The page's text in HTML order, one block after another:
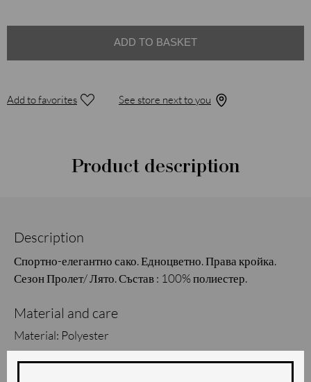
ADD TO BASKET
Add to favorites See store next to you
Product description
Description
Спортно-елегантно сако. Едноцветно. Права кройка.
Сезон Пролет/ Лято. Състав : 100% полиестер.
Material and care
Material: Polyester